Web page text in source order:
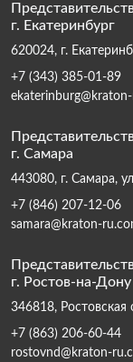
г. Екатеринбург
620024, г.
+7 (343) 385-01-89
г. Самара
443080, г. Самара,
+7 (846) 207-12-06
samara@kraton-
г. Ростов-на-Дону
346818,
+7 (863) 206-60-44
rostovnd@kraton-